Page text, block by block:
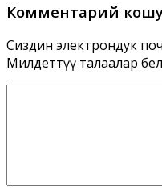
Комментарий
Сиздин электрондук
Милдеттүү талаалар